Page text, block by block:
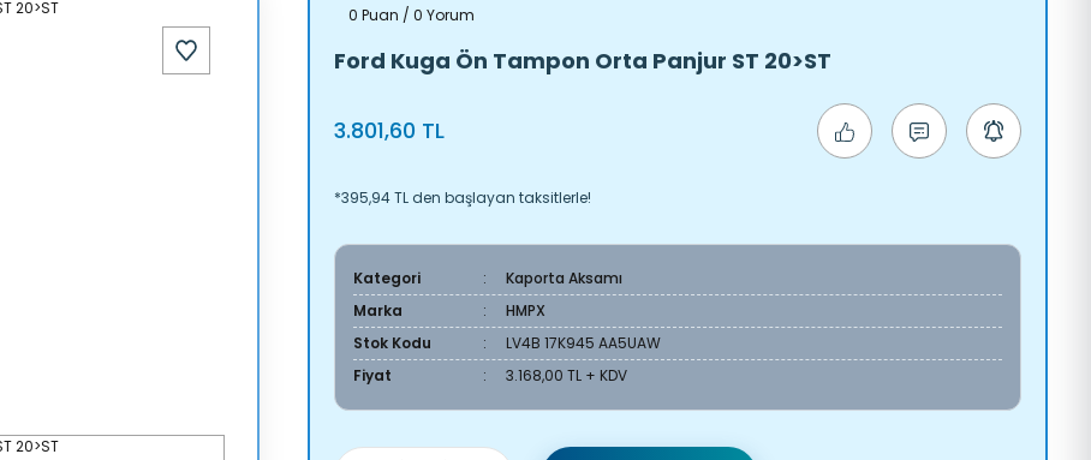
0 Puan / 0 Yorum
Ford Kuga Ön Tampon Orta Panjur ST 20>ST
3.801,60 TL
*395,94 TL den başlayan taksitlerle!
Kategori
Kaporta Aksamı
Marka
HMPX
Stok Kodu
LV4B 17K945 AA5UAW
Fiyat
3.168,00 TL + KDV